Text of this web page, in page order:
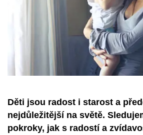
Děti jsou radost i starost a
nejdůležitější na světě.
pokroky, jak s radostí a